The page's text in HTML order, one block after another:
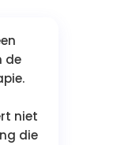
de
niet
die